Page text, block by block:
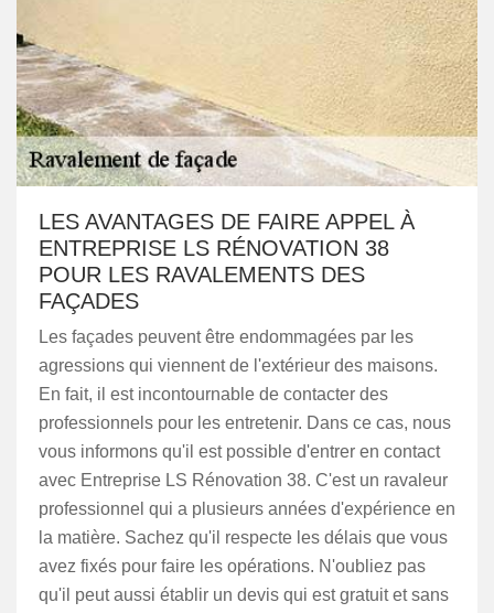
LES AVANTAGES DE FAIRE APPEL À
ENTREPRISE LS RÉNOVATION 38
POUR LES RAVALEMENTS DES
FAÇADES
Les façades peuvent être endommagées par les
agressions qui viennent de l'extérieur des maisons.
En fait, il est incontournable de contacter des
professionnels pour les entretenir. Dans ce cas, nous
vous informons qu'il est possible d'entrer en contact
avec Entreprise LS Rénovation 38. C'est un ravaleur
professionnel qui a plusieurs années d'expérience en
la matière. Sachez qu'il respecte les délais que vous
avez fixés pour faire les opérations. N'oubliez pas
qu'il peut aussi établir un devis qui est gratuit et sans